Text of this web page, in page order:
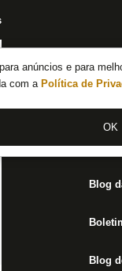
anúncios e para
com a Política de
OK
Fórum
Jogos
Blog
Blog